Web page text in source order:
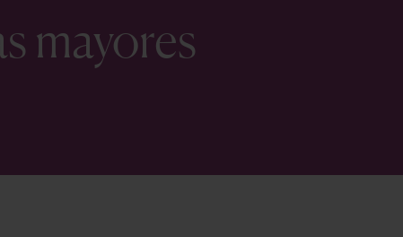
mayores